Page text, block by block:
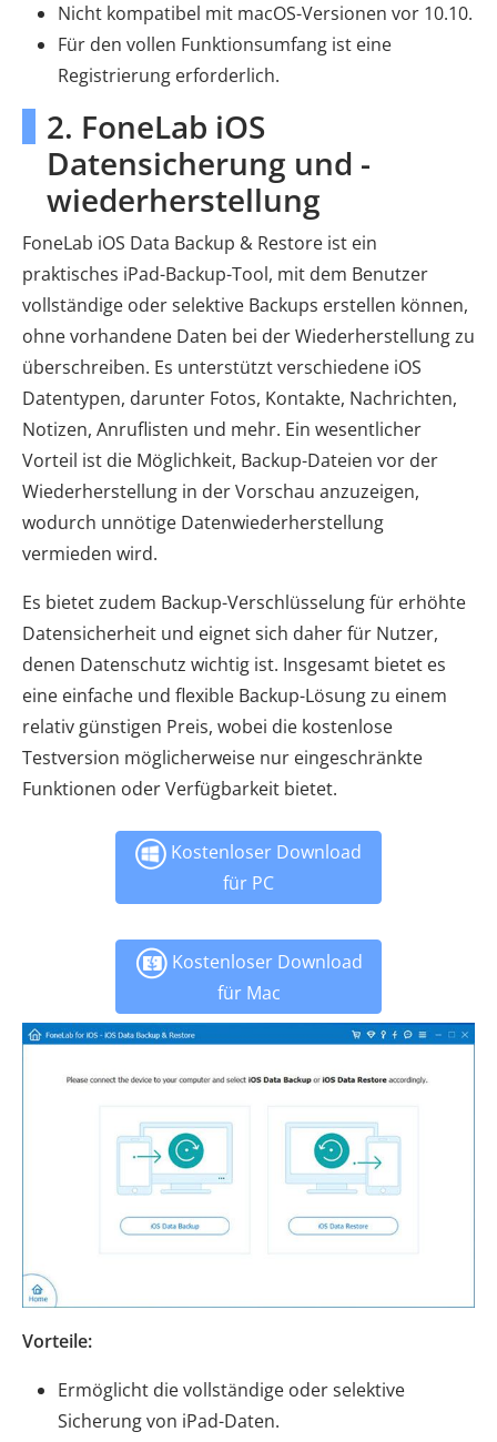
Nicht kompatibel mit macOS-Versionen vor 10.10.
Für den vollen Funktionsumfang ist eine
Registrierung erforderlich.
2. FoneLab iOS
Datensicherung und -
wiederherstellung
FoneLab iOS Data Backup & Restore ist ein
praktisches iPad-Backup-Tool, mit dem Benutzer
vollständige oder selektive Backups erstellen können,
ohne vorhandene Daten bei der Wiederherstellung zu
überschreiben. Es unterstützt verschiedene iOS
Datentypen, darunter Fotos, Kontakte, Nachrichten,
Notizen, Anruflisten und mehr. Ein wesentlicher
Vorteil ist die Möglichkeit, Backup-Dateien vor der
Wiederherstellung in der Vorschau anzuzeigen,
wodurch unnötige Datenwiederherstellung
vermieden wird.
Es bietet zudem Backup-Verschlüsselung für erhöhte
Datensicherheit und eignet sich daher für Nutzer,
denen Datenschutz wichtig ist. Insgesamt bietet es
eine einfache und flexible Backup-Lösung zu einem
relativ günstigen Preis, wobei die kostenlose
Testversion möglicherweise nur eingeschränkte
Funktionen oder Verfügbarkeit bietet.
Kostenloser Download
für PC
Kostenloser Download
für Mac
Vorteile:
Ermöglicht die vollständige oder selektive
Sicherung von iPad-Daten.